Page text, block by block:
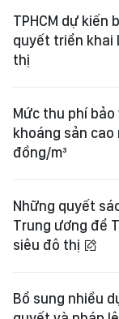
TPHCM dự kiến
quyết triển khai
thị
Mức thu phí
khoáng sản
đồng/m³
Những quyết
Trung ương để
siêu đô thị
Bổ sung nhiều